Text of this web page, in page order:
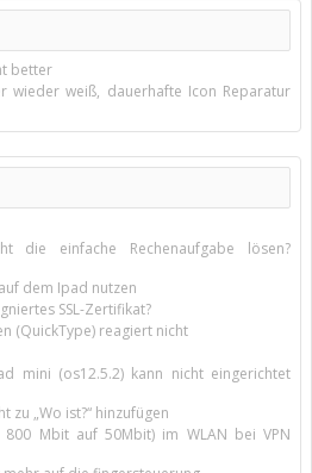
better
wieder weiß, dauerhafte Icon Reparatur
die einfache Rechenaufgabe lösen?
dem Ipad nutzen
SSL-Zertifikat?
(QuickType) reagiert nicht
mini (os12.5.2) kann nicht eingerichtet
zu „Wo ist?“ hinzufügen
800 Mbit auf 50Mbit) im WLAN bei VPN